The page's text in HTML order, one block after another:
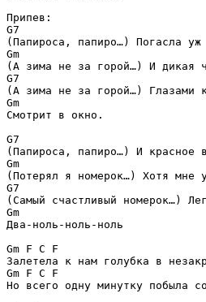
Припев:
G7
(Папироса, папиро…) Погасла уж
Gm
(А зима не за горой…) И дикая
G7
(А зима не за горой…) Глазами
Gm
Смотрит в окно.
G7
(Папироса, папиро…) И красное
Gm
(Потерял я номерок…) Хотя мне
G7
(Самый счастливый номерок…)
Gm
Два-ноль-ноль-ноль
Gm F C F
Залетела к нам голубка в
Gm F C F
Но всего одну минутку побыла